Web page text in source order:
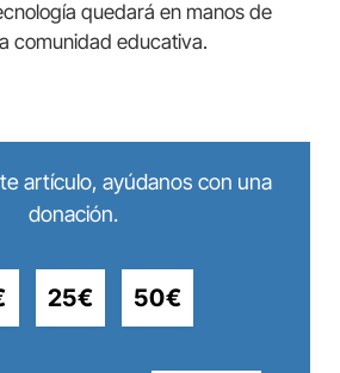
quedará en manos de
comunidad educativa.
artículo, ayúdanos con una
donación.
25€ 50€